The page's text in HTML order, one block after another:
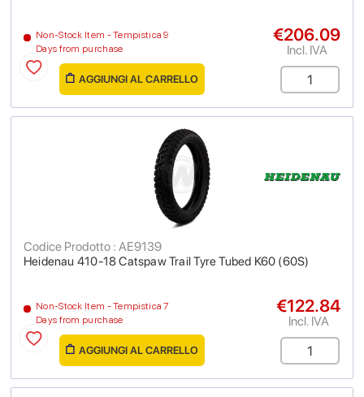
Non-Stock Item - Tempistica 9
Days from purchase
€206.09
Incl. IVA
AGGIUNGI AL CARRELLO
Heidenau 410-18 Catspaw Trail Tyre Tubed K60 (60S)
Codice Prodotto : AE9139
Non-Stock Item - Tempistica 7
Days from purchase
€122.84
Incl. IVA
AGGIUNGI AL CARRELLO